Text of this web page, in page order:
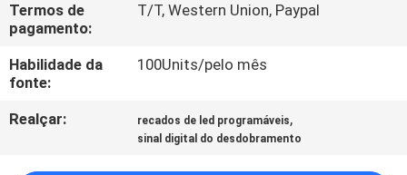
PEÇA
UMAS
Termos de
pagamento:
T/T, Western Union, Paypal
Habilidade da
fonte:
100Units/pelo mês
Realçar: recados de led programáveis,
sinal digital do desdobramento